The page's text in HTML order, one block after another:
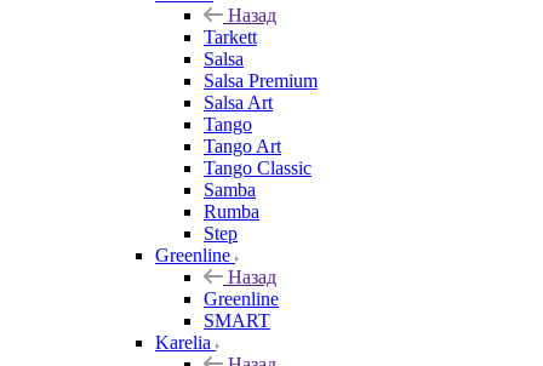
Назад
Tarkett
Salsa
Salsa Premium
Salsa Art
Tango
Tango Art
Tango Classic
Samba
Rumba
Step
Greenline
Назад
Greenline
SMART
Karelia